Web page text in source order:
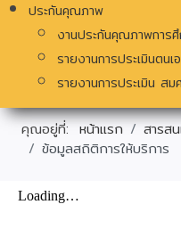
ประกันคุณภาพ
งานประกันคุณภาพการ
รายงานการประเมินตน
รายงานการประเมิน สม
คุณอยู่ที่: หน้าแรก สารส
ข้อมูลสถิติการให้บริการ